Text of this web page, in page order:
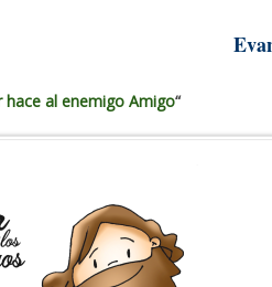
hace al enemigo Amigo“